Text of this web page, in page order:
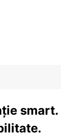
smart.